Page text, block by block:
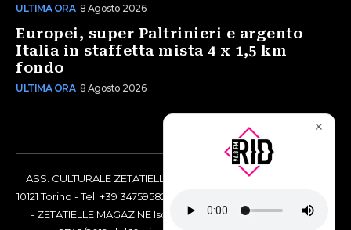
ULTIMA ORA 8 Agosto 2026
Europei, super Paltrinieri e argento
Italia in staffetta mista 4 x 1,5 km
fondo
ULTIMA ORA 8 Agosto 2026
ASS. CULTURALE ZETATIELLE OFF via Vittorio Amedeo II, 21 -
10121 Torino - Tel. +39 3475958238 - Codice Fiscale 97883690014
- ZETATIELLE MAGAZINE Iscrizione al Tribunale di Torino n°
✕